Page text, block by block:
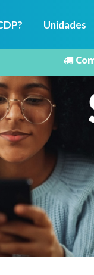
Unidades